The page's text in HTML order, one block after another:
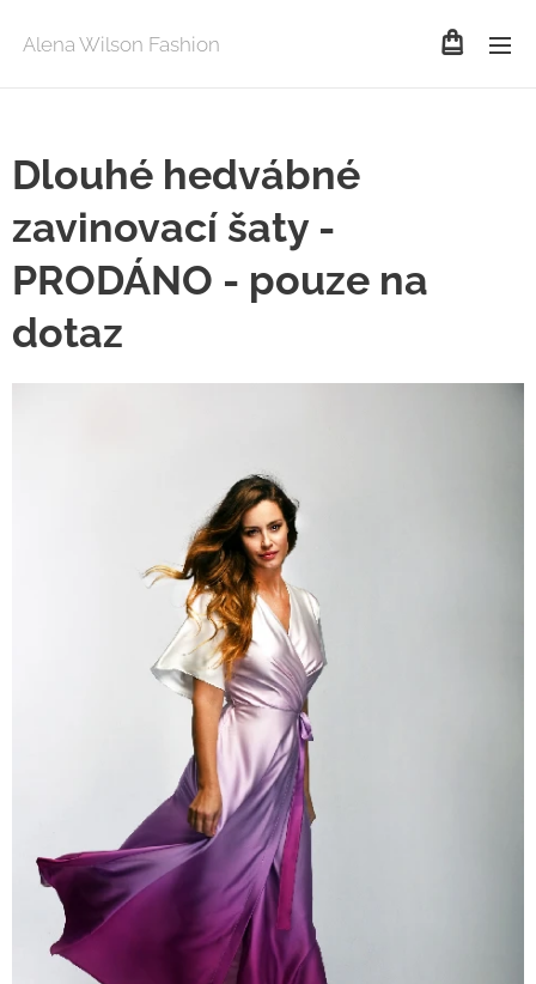
Alena Wilson Fashion
Dlouhé hedvábné
zavinovací šaty -
PRODÁNO - pouze na
dotaz